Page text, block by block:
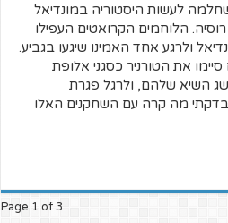
לעשות היסטוריה במונדיאל
הלוחמים הקרואטים העפילו
ולרגע אחד האמינו שיגעו בגביע.
את הטורניר כסגני אלופת
השיא שלהם, ולרגל פגרת
מה קרה עם השחקנים האלו
Page 1 of 3